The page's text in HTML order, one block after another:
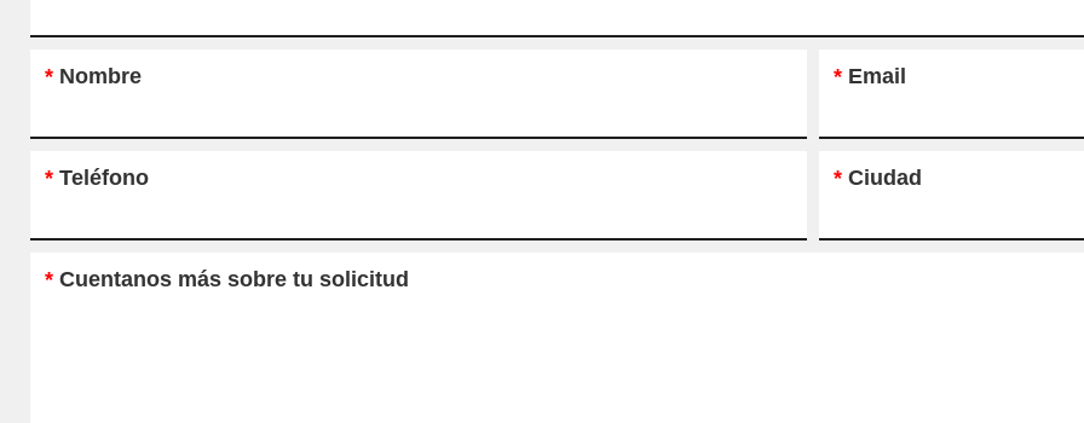
* Nombre *Email
* Teléfono *Ciudad
* Cuentanos más sobre tu solicitud